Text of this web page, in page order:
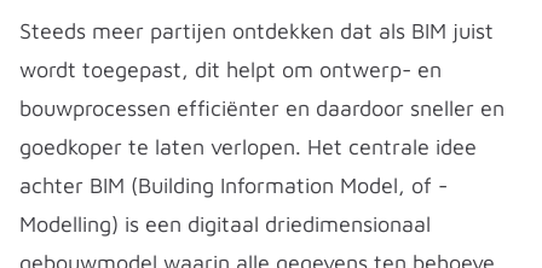
Steeds meer partijen ontdekken dat als BIM juist
wordt toegepast, dit helpt om ontwerp- en
bouwprocessen efficiënter en daardoor sneller en
goedkoper te laten verlopen. Het centrale idee
achter BIM (Building Information Model, of -
Modelling) is een digitaal driedimensionaal
gebouwmodel waarin alle gegevens ten behoeve